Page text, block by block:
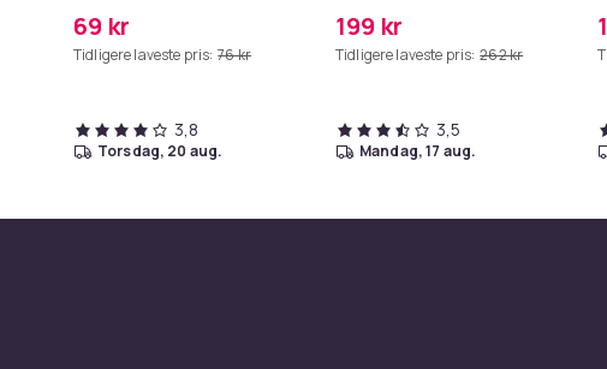
69 kr
Tidligere laveste pris: 76 kr
3,8
torsdag, 20 aug.
199 kr
Tidligere laveste pris: 262 kr
3,5
mandag, 17 aug.